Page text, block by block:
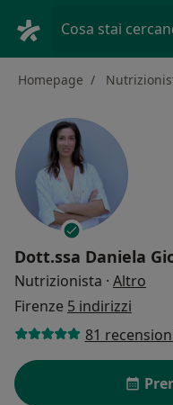
Cosa stai
Homepage
Dott.ssa Daniela
Nutrizionista · Altro
Firenze 5 indirizzi
81